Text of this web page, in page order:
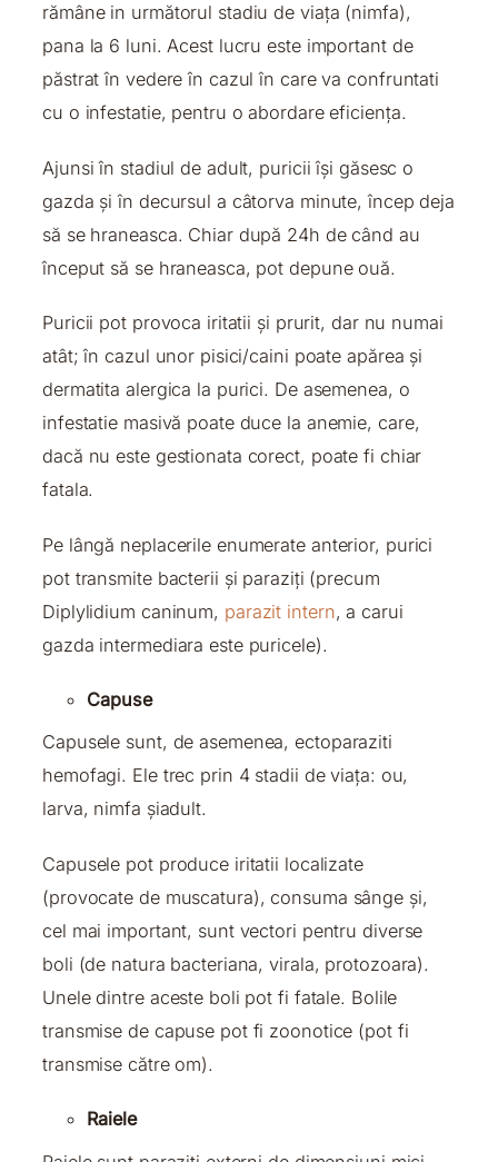
rămâne in următorul stadiu de viața (nimfa),
pana la 6 luni. Acest lucru este important de
păstrat în vedere în cazul în care va confruntati
cu o infestatie, pentru o abordare eficiența.
Ajunsi în stadiul de adult, puricii își găsesc o
gazda și în decursul a câtorva minute, încep deja
să se hraneasca. Chiar după 24h de când au
început să se hraneasca, pot depune ouă.
Puricii pot provoca iritatii și prurit, dar nu numai
atât; în cazul unor pisici/caini poate apărea și
dermatita alergica la purici. De asemenea, o
infestatie masivă poate duce la anemie, care,
dacă nu este gestionata corect, poate fi chiar
fatala.
Pe lângă neplacerile enumerate anterior, purici
pot transmite bacterii și paraziți (precum
Diplylidium caninum, parazit intern, a carui
gazda intermediara este puricele).
Capuse
Capusele sunt, de asemenea, ectoparaziti
hemofagi. Ele trec prin 4 stadii de viața: ou,
larva, nimfa șiadult.
Capusele pot produce iritatii localizate
(provocate de muscatura), consuma sânge și,
cel mai important, sunt vectori pentru diverse
boli (de natura bacteriana, virala, protozoara).
Unele dintre aceste boli pot fi fatale. Bolile
transmise de capuse pot fi zoonotice (pot fi
transmise către om).
Raiele